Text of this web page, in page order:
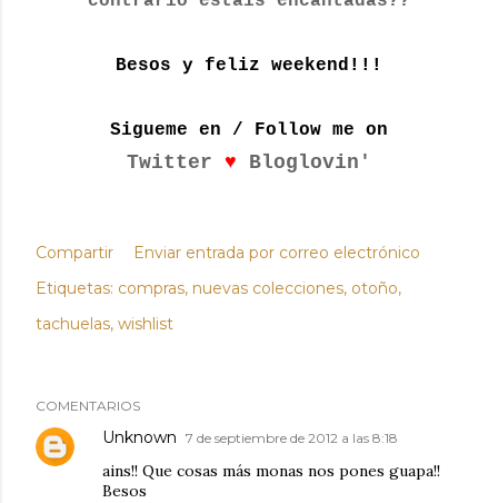
Besos y feliz weekend!!!
Sigueme en / Follow me on
Twitter ♥ Bloglovin'
Compartir
Enviar entrada por correo electrónico
Etiquetas: compras nuevas colecciones otoño
tachuelas wishlist
COMENTARIOS
Unknown 7 de septiembre de 2012 a las 8:18
ains!! Que cosas más monas nos pones guapa!!
Besos